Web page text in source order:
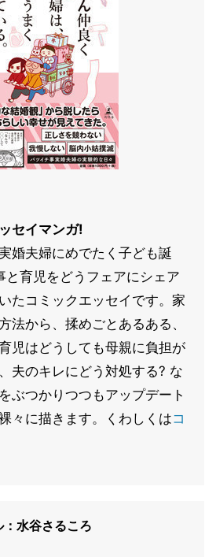
セイマンガ!
婚夫婦にめでたく子ども誕
と育児をどうフェアにシェア
たコミックエッセイです。家
法から、揉めごとあるある、
児はどうしても母親に負担が
夫のキレにどう対処する? な
ぶつかりつつもアップデート
々に描きます。くわしくはコ
水谷さるころ